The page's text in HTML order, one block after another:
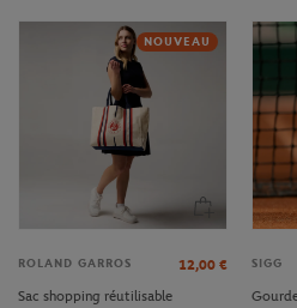
NOUVEAU
ROLAND GARROS 12,00 €
Sac shopping réutilisable
SIGG